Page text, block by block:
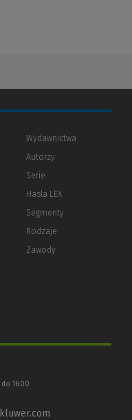
Wydawnictwa
Autorzy
Serie
Hasła LEX
Segmenty
Rodzaje
Zawody
16:00